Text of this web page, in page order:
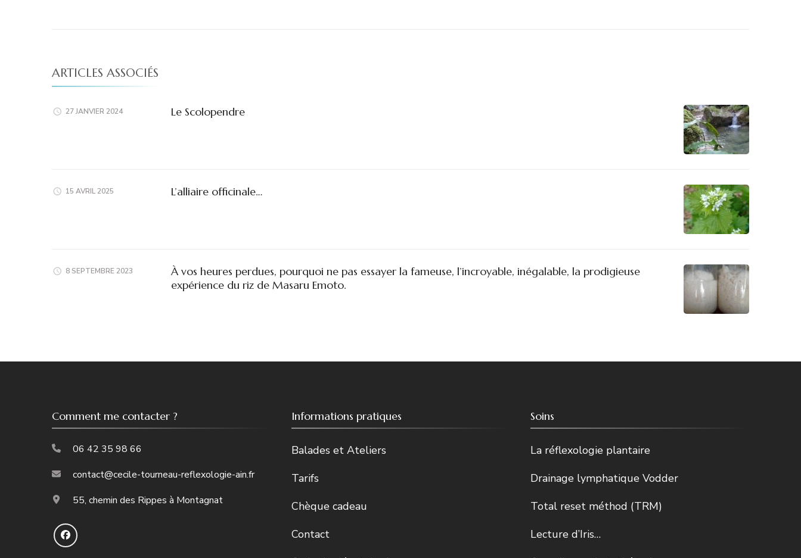
ARTICLES ASSOCIÉS
27 JANVIER 2024 Le Scolopendre
15 AVRIL 2025 L’alliaire officinale…
8 SEPTEMBRE 2023
À vos heures perdues, pourquoi ne pas essayer la fameuse, l’incroyable, inégalable, la prodigieuse
expérience du riz de Masaru Emoto.
Comment me contacter ?
06 42 35 98 66
contact@cecile-tourneau-reflexologie-ain.fr
55, chemin des Rippes à Montagnat
Informations pratiques
Balades et Ateliers
Tarifs
Chèque cadeau
Contact
Soins
La réflexologie plantaire
Drainage lymphatique Vodder
Total reset méthod (TRM)
Lecture d’Iris…